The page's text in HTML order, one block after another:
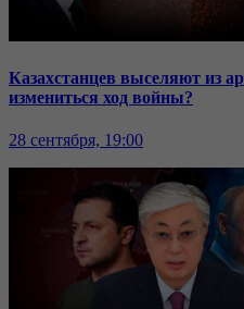
Казахстанцев выселяют из
измениться ход войны?
28 сентября, 19:00